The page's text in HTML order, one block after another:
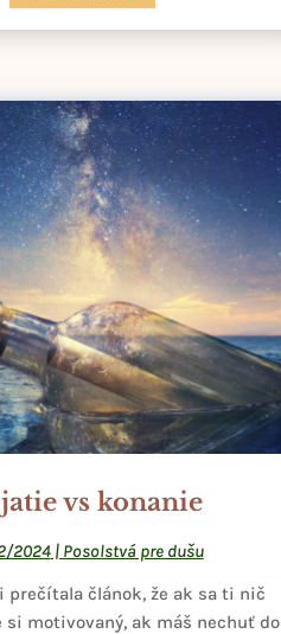
vs konanie
2024| Posolstvá pre dušu
prečítala článok, že ak sa ti nič
si motivovaný, ak máš nechuť do